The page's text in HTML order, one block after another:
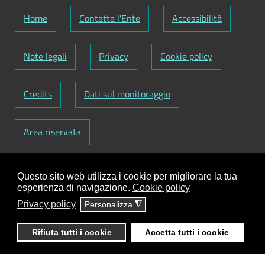
Questo sito web utilizza i cookie per migliorare la tua
esperienza di navigazione. Cookie policy
Privacy policy
Personalizza ◮
Rifiuta tutti i cookie Accetta tutti i cookie
Home Contatta l'Ente Accessibilità
Note legali Privacy Cookie policy
Credits Dati sul monitoraggio
Area riservata
Codice Fiscale: 82000090751-Partita IVA:
01129720759-Codice Fatturazione elettronica:
UFY1HC
contenuti:Antonio Scrimitore